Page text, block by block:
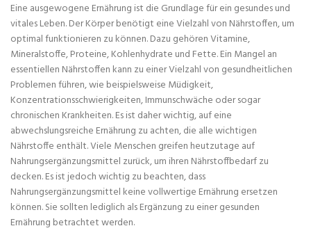
Eine ausgewogene Ernährung ist die Grundlage für ein gesundes und
vitales Leben. Der Körper benötigt eine Vielzahl von Nährstoffen, um
optimal funktionieren zu können. Dazu gehören Vitamine,
Mineralstoffe, Proteine, Kohlenhydrate und Fette. Ein Mangel an
essentiellen Nährstoffen kann zu einer Vielzahl von gesundheitlichen
Problemen führen, wie beispielsweise Müdigkeit,
Konzentrationsschwierigkeiten, Immunschwäche oder sogar
chronischen Krankheiten. Es ist daher wichtig, auf eine
abwechslungsreiche Ernährung zu achten, die alle wichtigen
Nährstoffe enthält. Viele Menschen greifen heutzutage auf
Nahrungsergänzungsmittel zurück, um ihren Nährstoffbedarf zu
decken. Es ist jedoch wichtig zu beachten, dass
Nahrungsergänzungsmittel keine vollwertige Ernährung ersetzen
können. Sie sollten lediglich als Ergänzung zu einer gesunden
Ernährung betrachtet werden.